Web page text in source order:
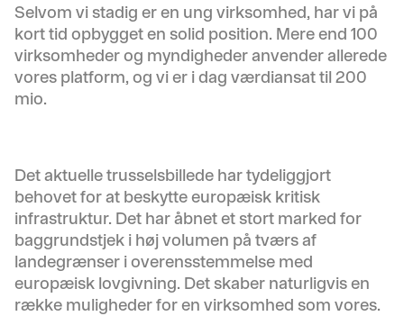
Selvom vi stadig er en ung virksomhed, har vi på
kort tid opbygget en solid position. Mere end 100
virksomheder og myndigheder anvender allerede
vores platform, og vi er i dag værdiansat til 200
mio.
Det aktuelle trusselsbillede har tydeliggjort
behovet for at beskytte europæisk kritisk
infrastruktur. Det har åbnet et stort marked for
baggrundstjek i høj volumen på tværs af
landegrænser i overensstemmelse med
europæisk lovgivning. Det skaber naturligvis en
række muligheder for en virksomhed som vores.